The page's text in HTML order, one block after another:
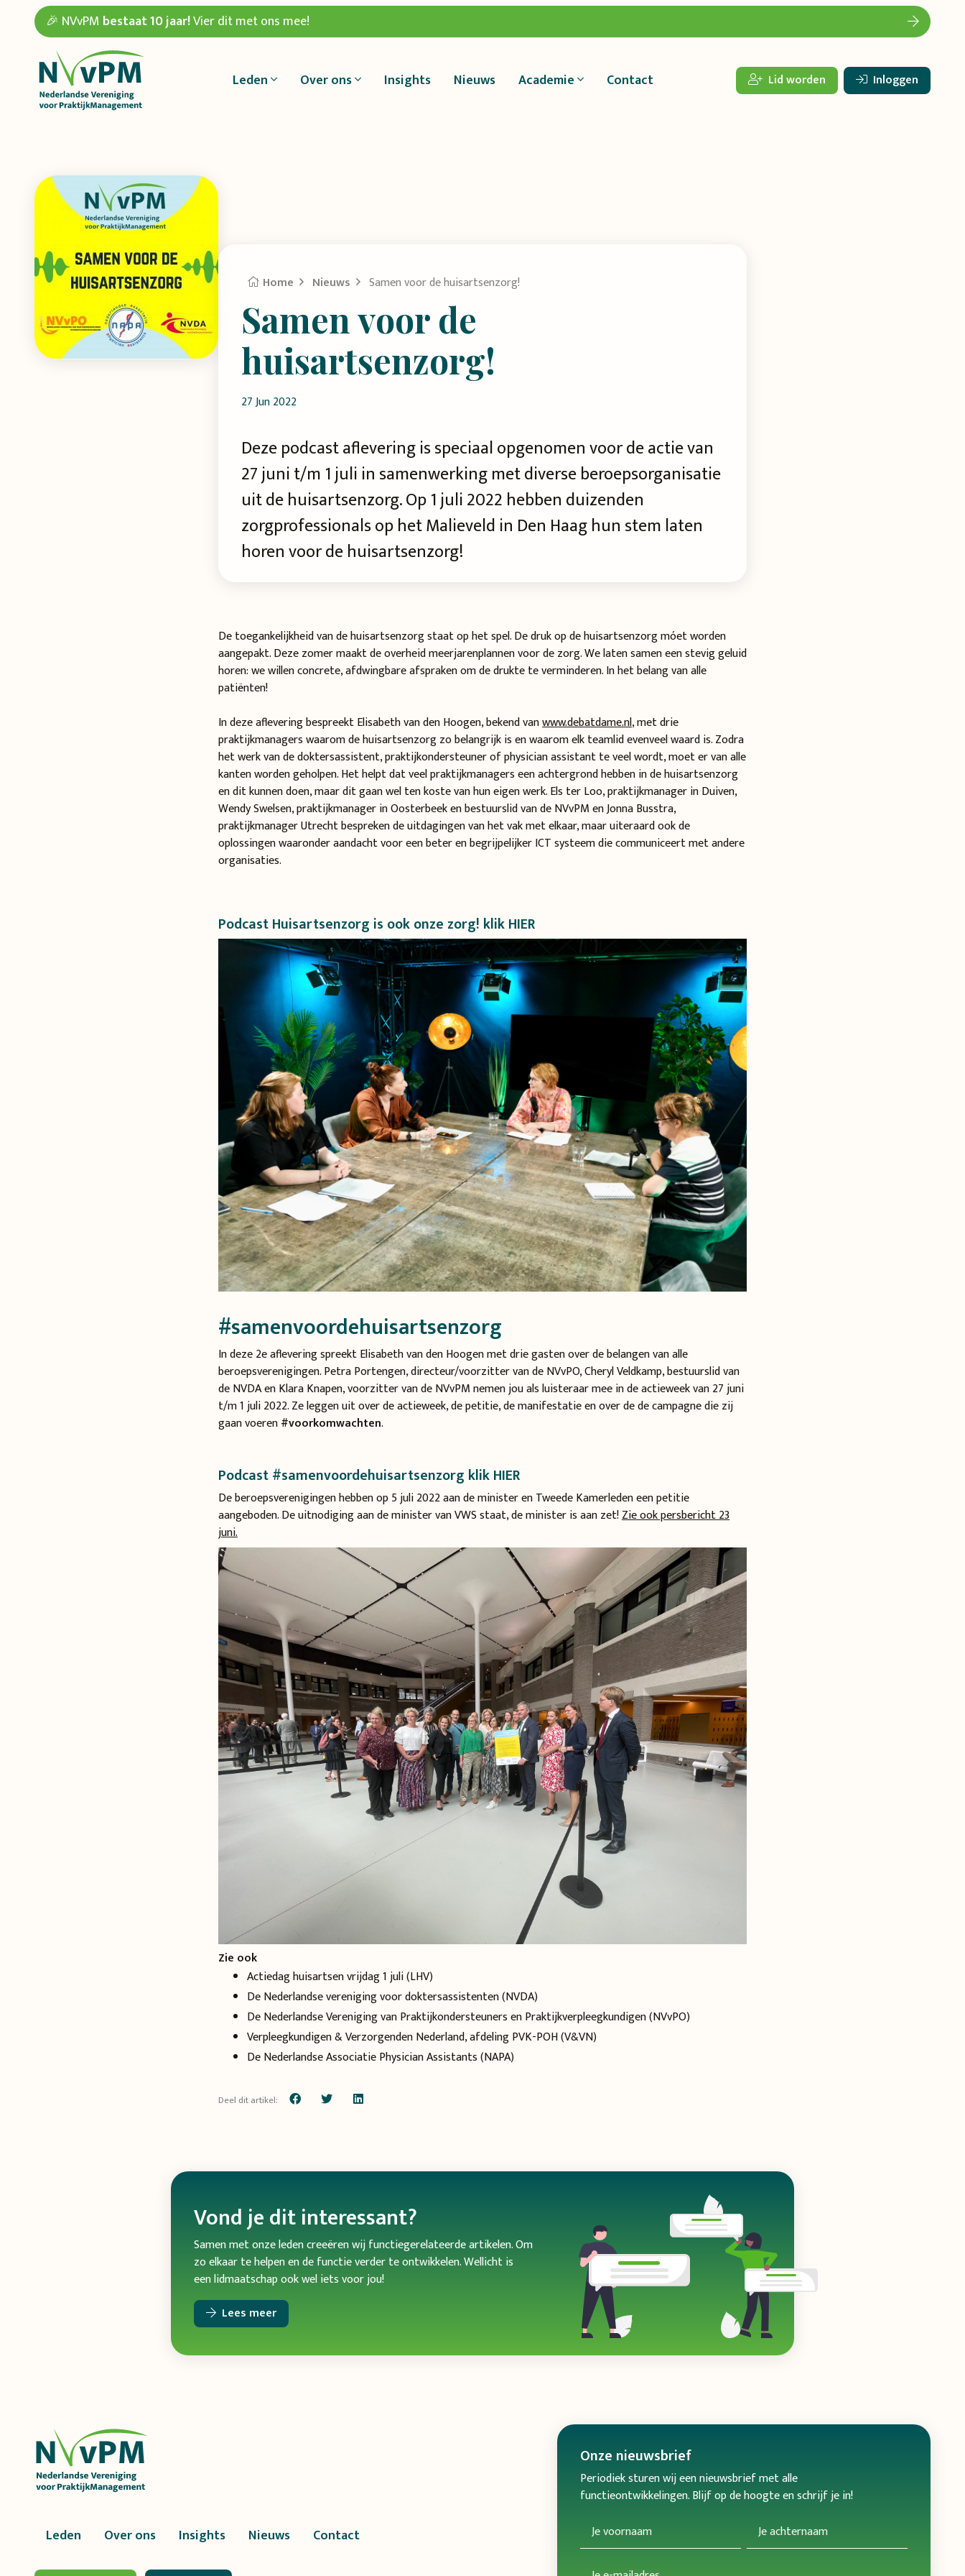
🎉 NVvPM bestaat 10 jaar!Vier dit met ons mee!
Leden Over ons Insights Nieuws Academie Contact Lid worden Inloggen
Home Nieuws Samen voor de huisartsenzorg!
Samen voor de
huisartsenzorg!
27 Jun 2022
Deze podcast aflevering is speciaal opgenomen voor de actie van
27 juni t/m 1 juli in samenwerking met diverse beroepsorganisatie
uit de huisartsenzorg. Op 1 juli 2022 hebben duizenden
zorgprofessionals op het Malieveld in Den Haag hun stem laten
horen voor de huisartsenzorg!
De toegankelijkheid van de huisartsenzorg staat op het spel. De druk op de huisartsenzorg móet worden
aangepakt. Deze zomer maakt de overheid meerjarenplannen voor de zorg. We laten samen een stevig geluid
horen: we willen concrete, afdwingbare afspraken om de drukte te verminderen. In het belang van alle
patiënten!
In deze aflevering bespreekt Elisabeth van den Hoogen, bekend vanwww.debatdame.nl, met drie
praktijkmanagers waarom de huisartsenzorg zo belangrijk is en waarom elk teamlid evenveel waard is. Zodra
het werk van de doktersassistent, praktijkondersteuner of physician assistant te veel wordt, moet er van alle
kanten worden geholpen. Het helpt dat veel praktijkmanagers een achtergrond hebben in de huisartsenzorg
en dit kunnen doen, maar dit gaan wel ten koste van hun eigen werk. Els ter Loo, praktijkmanager in Duiven,
Wendy Swelsen, praktijkmanager in Oosterbeek en bestuurslid van de NVvPM en Jonna Busstra,
praktijkmanager Utrecht bespreken de uitdagingen van het vak met elkaar, maar uiteraard ook de
oplossingen waaronder aandacht voor een beter en begrijpelijker ICT systeem die communiceert met andere
organisaties.
Podcast Huisartsenzorg is ook onze zorg! klikHIER
#samenvoordehuisartsenzorg
In deze 2e aflevering spreekt Elisabeth van den Hoogen met drie gasten over de belangen van alle
beroepsverenigingen. Petra Portengen, directeur/voorzitter van de NVvPO, Cheryl Veldkamp, bestuurslid van
de NVDA en Klara Knapen, voorzitter van de NVvPM nemen jou als luisteraar mee in de actieweek van 27 juni
t/m 1 juli 2022. Ze leggen uit over de actieweek, de petitie, de manifestatie en over de de campagne die zij
gaan voeren#voorkomwachten.
Podcast #samenvoordehuisartsenzorg klikHIER
De beroepsverenigingen hebben op 5 juli 2022 aan de minister en Tweede Kamerleden een petitie
aangeboden. De uitnodiging aan de minister van VWS staat, de minister is aan zet!Zie ook persbericht 23
juni.
Zie ook
Actiedag huisartsen vrijdag 1 juli(LHV)
De Nederlandse vereniging voor doktersassistenten (NVDA)
De Nederlandse Vereniging van Praktijkondersteuners en Praktijkverpleegkundigen (NVvPO)
Verpleegkundigen & Verzorgenden Nederland, afdeling PVK-POH (V&VN)
De Nederlandse Associatie Physician Assistants (NAPA)
Deel dit artikel:
Vond je dit interessant?
Samen met onze leden creeëren wij functiegerelateerde artikelen. Om
zo elkaar te helpen en de functie verder te ontwikkelen. Wellicht is
een lidmaatschap ook wel iets voor jou!
Lees meer
Leden Over ons Insights Nieuws Contact
Onze nieuwsbrief
Periodiek sturen wij een nieuwsbrief met alle
functieontwikkelingen. Blijf op de hoogte en schrijf je in!